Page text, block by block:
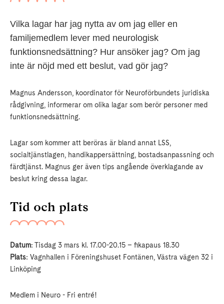
Vilka lagar har jag nytta av om jag eller en
familjemedlem lever med neurologisk
funktionsnedsättning? Hur ansöker jag? Om jag
inte är nöjd med ett beslut, vad gör jag?
Magnus Andersson, koordinator för Neuroförbundets juridiska
rådgivning, informerar om olika lagar som berör personer med
funktionsnedsättning.
Lagar som kommer att beröras är bland annat LSS,
socialtjänstlagen, handikappersättning, bostadsanpassning och
färdtjänst. Magnus ger även tips angående överklagande av
beslut kring dessa lagar.
Tid och plats
Datum: Tisdag 3 mars kl. 17.00-20.15 – fikapaus 18.30
Plats: Vagnhallen i Föreningshuset Fontänen, Västra vägen 32 i
Linköping
Medlem i Neuro - Fri entré!